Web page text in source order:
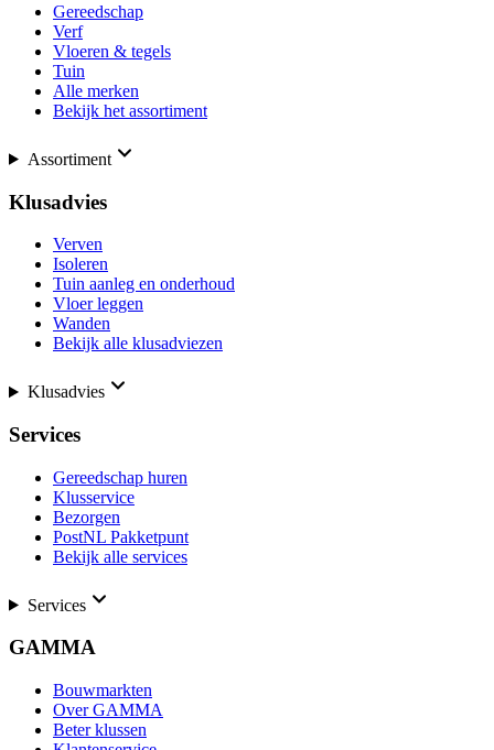
Gereedschap
Verf
Vloeren & tegels
Tuin
Alle merken
Bekijk het assortiment
Assortiment
Klusadvies
Verven
Isoleren
Tuin aanleg en onderhoud
Vloer leggen
Wanden
Bekijk alle klusadviezen
Klusadvies
Services
Gereedschap huren
Klusservice
Bezorgen
PostNL Pakketpunt
Bekijk alle services
Services
GAMMA
Bouwmarkten
Over GAMMA
Beter klussen